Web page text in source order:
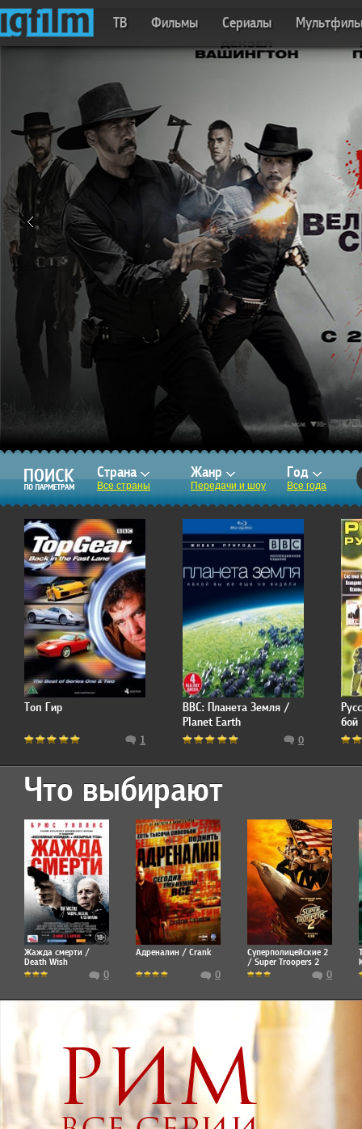
ТВ Фильмы Сериалы
Страна
Все страны
Жанр
Передачи и шоу
Год
Все года
Топ Гир
1
BBC: Планета Земля /
Planet Earth
0
бой
Что выбирают
Жажда смерти /
Death Wish
0
Адреналин / Crank
0
Суперполицейские 2
/ Super Troopers 2
0